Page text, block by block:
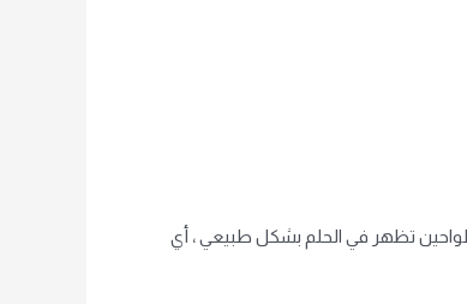
تظهر في الحلم بشكل طبيعي ، أي